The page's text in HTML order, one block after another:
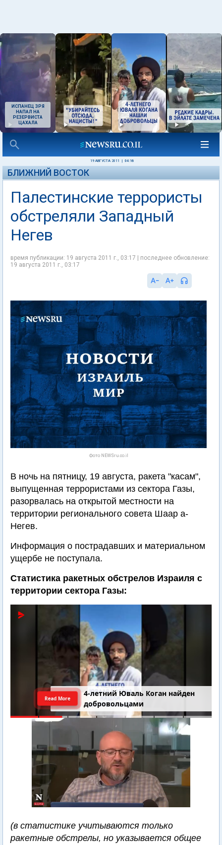
ИСПАНЕЦ ЗРЯ
НАПАЛ НА
РЕЗЕРВИСТА
ЦАХАЛА
19 АВГУСТА 2011 04:16
БЛИЖНИЙ ВОСТОК
Палестинские террористы
обстреляли Западный
Негев
время публикации: 19 августа 2011 г., 03:17 | последнее обновление:
19 августа 2011 г., 03:17
Фото NEWSru.co.il
В ночь на пятницу, 19 августа, ракета "касам",
выпущенная террористами из сектора Газы,
разорвалась на открытой местности на
территории регионального совета Шаар а-
Негев.
Информация о пострадавших и материальном
ущербе не поступала.
Статистика ракетных обстрелов Израиля с
территории сектора Газы:
4-летний Юваль Коган найден
добровольцами
Read More
(в статистике учитываются только
ракетные обстрелы, но указывается общее